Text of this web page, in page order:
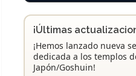
¡Últimas
¡Hemos lanzado nueva
dedicada a los templos
Japón/Goshuin!